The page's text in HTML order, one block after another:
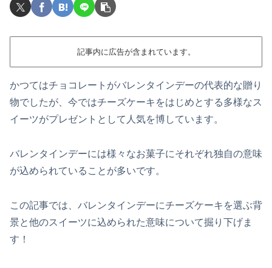
記事内に広告が含まれています。
かつてはチョコレートがバレンタインデーの代表的な贈り
物でしたが、今ではチーズケーキをはじめとする多様なス
イーツがプレゼントとして人気を博しています。
バレンタインデーには様々なお菓子にそれぞれ独自の意味
が込められていることが多いです。
この記事では、バレンタインデーにチーズケーキを選ぶ背
景と他のスイーツに込められた意味について掘り下げま
す！